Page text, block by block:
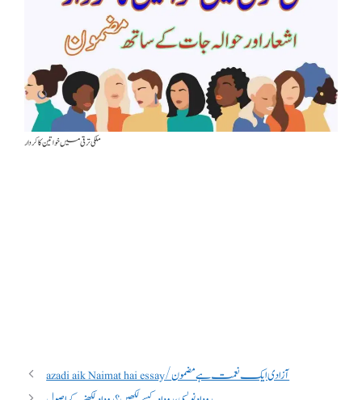
ملکی ترقی میں خواتین کا کردار
azadi aik Naimat hai essay/آزادی ایک نعمت ہے مضمون